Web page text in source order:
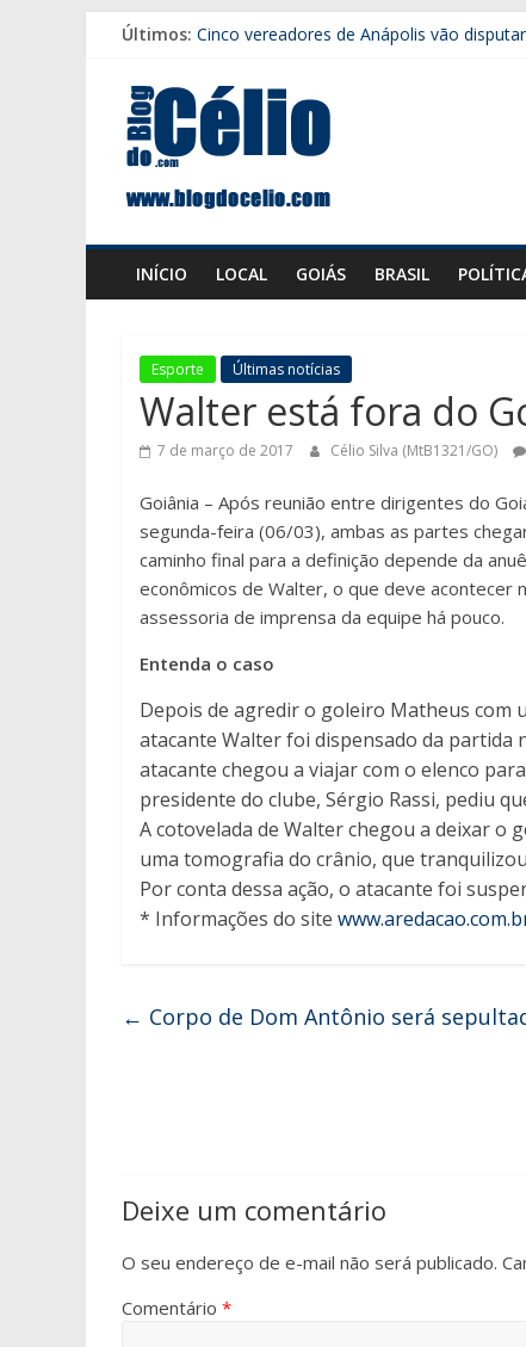
Pular
conteúdo
Últimos: Cinco vereadores de Anápolis vão
Força Tática prende suspeito e
Zé Mário retorna à presidência da Faeg
Caiado anuncia Roberto Azevedo para
Blog
do
Célio
INÍCIO LOCAL GOIÁS BRASIL
Esporte Últimas notícias
Walter está fora do
7 de março de 2017 Célio Silva (MtB1321/GO)
Goiânia – Após reunião entre dirigentes do
segunda-feira (06/03), ambas as partes
caminho final para a definição depende da
econômicos de Walter, o que deve acontecer
assessoria de imprensa da equipe há pouco.
Entenda o caso
Depois de agredir o goleiro Matheus com
atacante Walter foi dispensado da partida
atacante chegou a viajar com o elenco
presidente do clube, Sérgio Rassi, pediu
A cotovelada de Walter chegou a deixar o
uma tomografia do crânio, que
Por conta dessa ação, o atacante foi
* Informações do site
← Corpo de Dom Antônio será
Deixe um comentário
O seu endereço de e-mail não será publicado.
Comentário *